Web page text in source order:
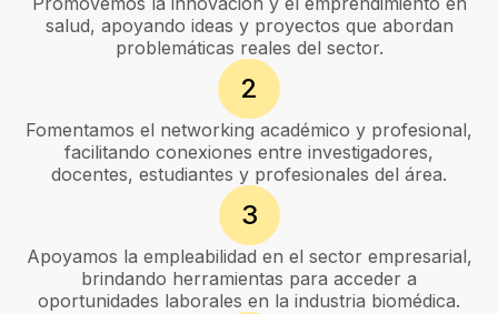
salud, apoyando ideas y proyectos que abordan
problemáticas reales del sector.
2
Fomentamos el networking académico y profesional,
facilitando conexiones entre investigadores,
docentes, estudiantes y profesionales del área.
3
Apoyamos la empleabilidad en el sector empresarial,
brindando herramientas para acceder a
oportunidades laborales en la industria biomédica.